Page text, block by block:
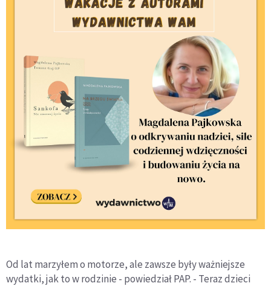
Od lat marzyłem o motorze, ale zawsze były ważniejsze
wydatki, jak to w rodzinie - powiedział PAP. - Teraz dzieci